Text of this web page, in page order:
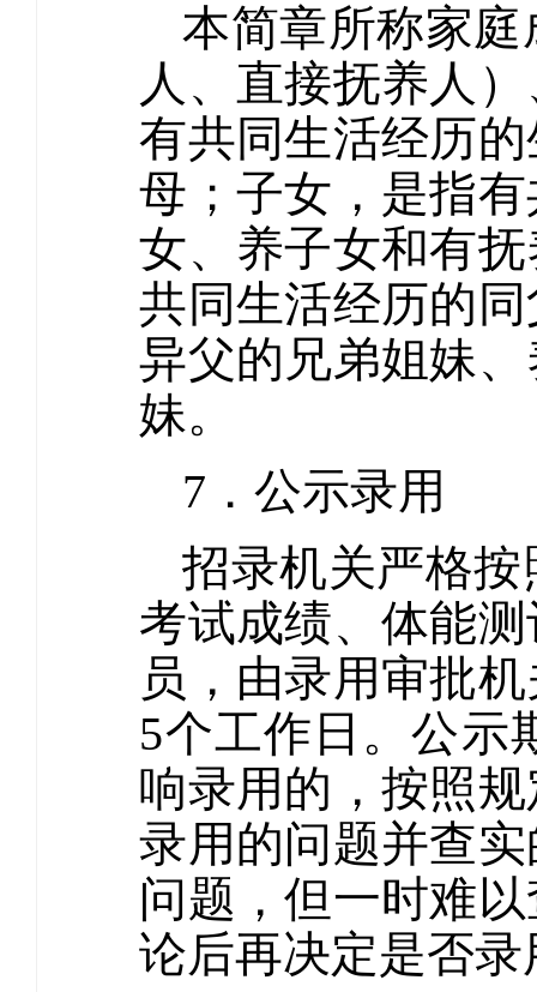
本简章所称家
人、直接抚养人
有共同生活经历
母；子女，是指
女、养子女和有
共同生活经历的
异父的兄弟姐妹
妹。
7．公示录用
招录机关严格
考试成绩、体能
员，由录用审批
5个工作日。公示
响录用的，按照
录用的问题并查
问题，但一时难
论后再决定是否录